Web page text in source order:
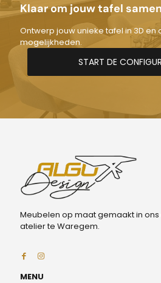
Klaar om jouw tafel
Ontwerp jouw unieke tafel in 3D en
mogelijkheden.
START DE
Meubelen op maat gemaakt in
atelier te Waregem.
MENU